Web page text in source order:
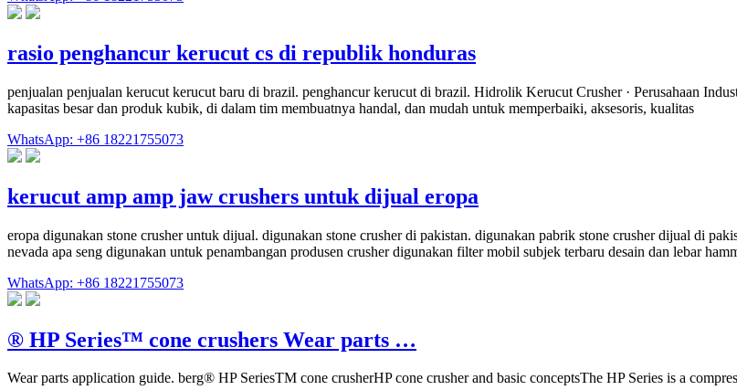
rasio penghancur kerucut cs di republik honduras
penjualan penjualan kerucut kerucut baru di brazil. penghancur kerucut di brazil. Hidrolik Kerucut Crusher · Perusahaan
kapasitas besar dan produk kubik, di dalam tim membuatnya handal, dan mudah untuk memperbaiki, aksesoris, kualitas
WhatsApp: +86 18221755073
kerucut amp amp jaw crushers untuk dijual eropa
eropa digunakan stone crusher untuk dijual. digunakan stone crusher di pakistan. digunakan pabrik stone crusher dijual di
nevada apa seng digunakan untuk penambangan produsen crusher digunakan filter mobil subjek terbaru desain dan lebar
WhatsApp: +86 18221755073
® HP Series™ cone crushers Wear parts …
Wear parts application guide. berg® HP SeriesTM cone crusherHP cone crusher and basic conceptsThe HP Series is a